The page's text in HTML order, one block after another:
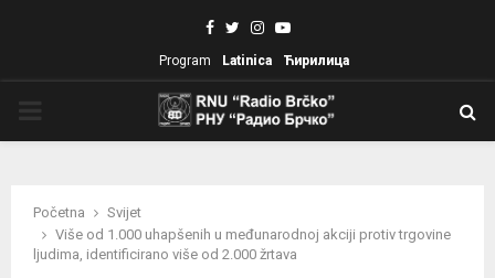
Facebook
TwitterInstagram
Youtube
Program Latinica Ћирилица
Početna
Svijet
Više od 1.000 uhapšenih u međunarodnoj akciji protiv trgovine
ljudima, identificirano više od 2.000 žrtava